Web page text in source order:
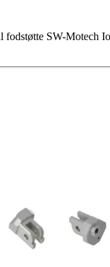
fodstøtte SW-Motech